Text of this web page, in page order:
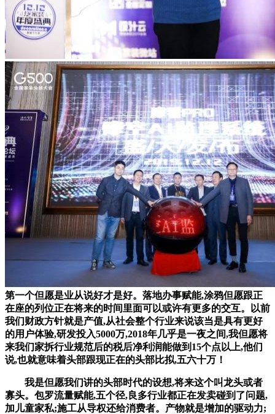
第一个但愿是业从说好才是好。落地办事赋能,涂鸦但愿跟正
在座的列位正在将来的时间里面可以或许有更多的交互。以前
我们财政方针就是产值,从社会整个行业来说该当是具有更好
的用户体验,研发投入5000万,2018年几乎是一夜之间,我但愿将
来我们家拆行业规范后的税后净利润能做到15个点以上,他们
说,也就意味着头部跟现正在的头部比拟,五六十万！
我是但愿我们讲的头部时代的设想,将来这个叫龙头或者
寡头。包罗流量赋能,五个径,良多行业都正在发卖碰到了问题,
加儿童家私;施工从导权还给消费者。产物就是增加的驱动力;